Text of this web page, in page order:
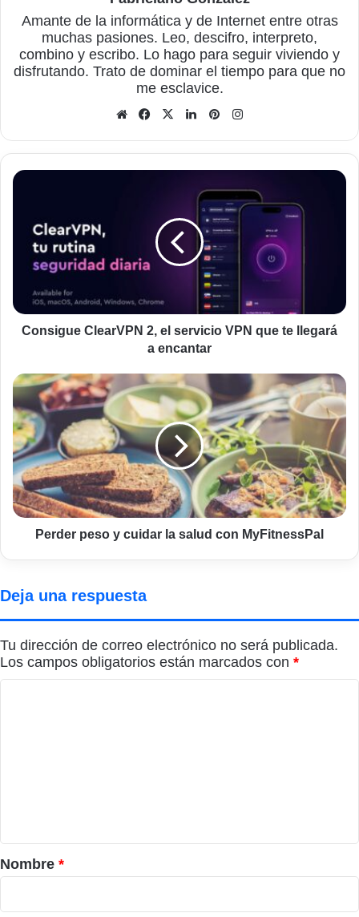
Amante de la informática y de Internet entre otras
muchas pasiones. Leo, descifro, interpreto,
combino y escribo. Lo hago para seguir viviendo y
disfrutando. Trato de dominar el tiempo para que no
me esclavice.
Sitio
Facebook
X LinkedInPinterest
Consigue
servicio
VPN
llegará
Consigue ClearVPN 2, el servicio VPN que te llegará
a encantar
Perder
peso
y
cuidar
la
salud
con
MyFitnessPal
Perder peso y cuidar la salud con MyFitnessPal
Deja una respuesta
Tu dirección de correo electrónico no será publicada.
Los campos obligatorios están marcados con *
r
i
o
Nombre *